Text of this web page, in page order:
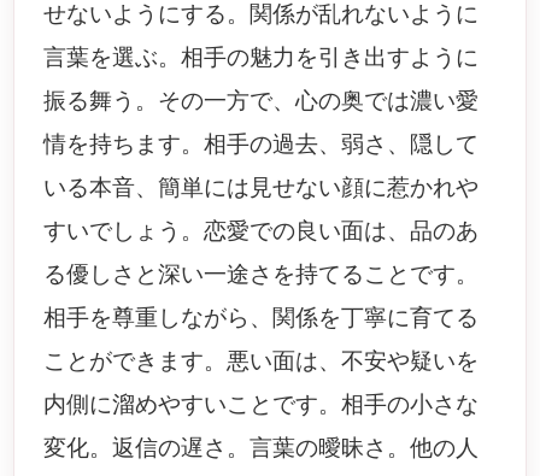
せないようにする。関係が乱れないように
言葉を選ぶ。相手の魅力を引き出すように
振る舞う。その一方で、心の奥では濃い愛
情を持ちます。相手の過去、弱さ、隠して
いる本音、簡単には見せない顔に惹かれや
すいでしょう。恋愛での良い面は、品のあ
る優しさと深い一途さを持てることです。
相手を尊重しながら、関係を丁寧に育てる
ことができます。悪い面は、不安や疑いを
内側に溜めやすいことです。相手の小さな
変化。返信の遅さ。言葉の曖昧さ。他の人